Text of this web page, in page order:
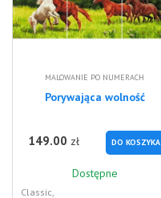
MALOWANIE PO NUMERACH
Porywająca wolność
149.00 zł DO KOSZYKA
Dostępne
Classic,